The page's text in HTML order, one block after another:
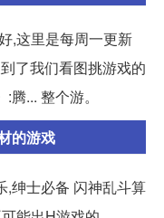
,这里是每周一更新
了我们看图挑游戏的
... 整个游。
的游戏
,绅士必备 闪神乱斗算